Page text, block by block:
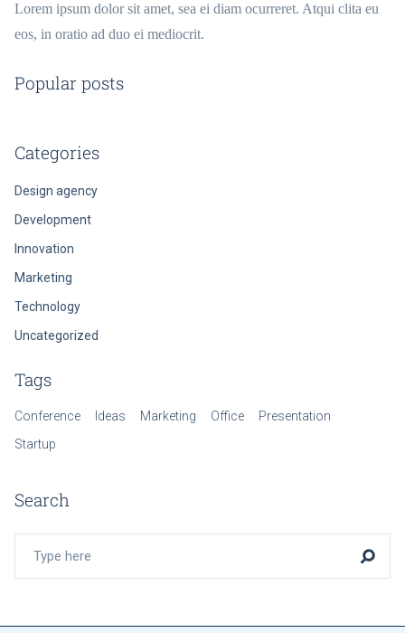
Lorem ipsum dolor sit amet, sea ei diam ocurreret. Atqui clita eu
eos, in oratio ad duo ei mediocrit.
Popular posts
Categories
Design agency
Development
Innovation
Marketing
Technology
Uncategorized
Tags
Conference Ideas Marketing Office
Presentation
Startup
Search
Search